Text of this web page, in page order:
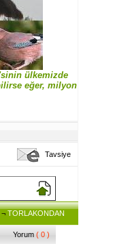
ülkemizde
eğer, milyon
Tavsiye
¬ TORLAKONDAN
Yorum ( 0 )